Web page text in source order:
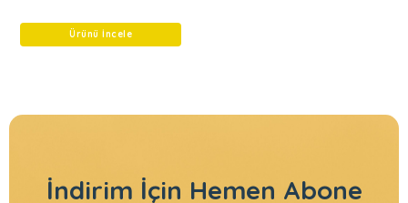
of
Ürünü İncele
İndirim İçin Hemen Abone